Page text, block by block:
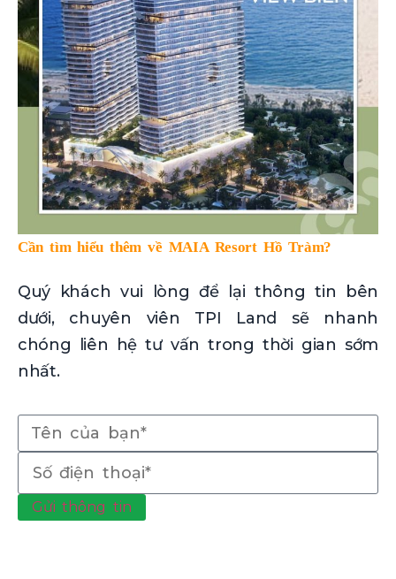
Cần tìm hiểu thêm về MAIA Resort Hồ Tràm?
Quý khách vui lòng để lại thông tin bên
dưới, chuyên viên TPI Land sẽ nhanh
chóng liên hệ tư vấn trong thời gian sớm
nhất.
Gửi thông tin